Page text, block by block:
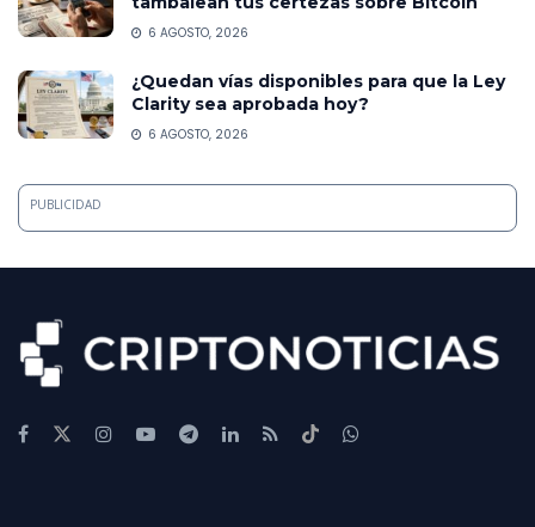
6 AGOSTO, 2026
¿Quedan vías disponibles para que la Ley
Clarity sea aprobada hoy?
6 AGOSTO, 2026
PUBLICIDAD